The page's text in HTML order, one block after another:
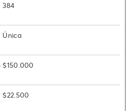
384
Única
$150.000
$22.500